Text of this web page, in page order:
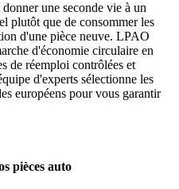
une seconde vie à un
plutôt que de consommer les
d'une pièce neuve. LPAO
d'économie circulaire en
de réemploi contrôlées et
d'experts sélectionne les
européens pour vous garantir
pièces auto